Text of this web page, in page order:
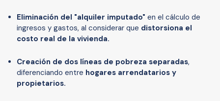
Eliminación del "alquiler imputado" en el cálculo de
ingresos y gastos, al considerar que distorsiona el
costo real de la vivienda.
Creación de dos líneas de pobreza separadas,
diferenciando entre hogares arrendatarios y
propietarios.